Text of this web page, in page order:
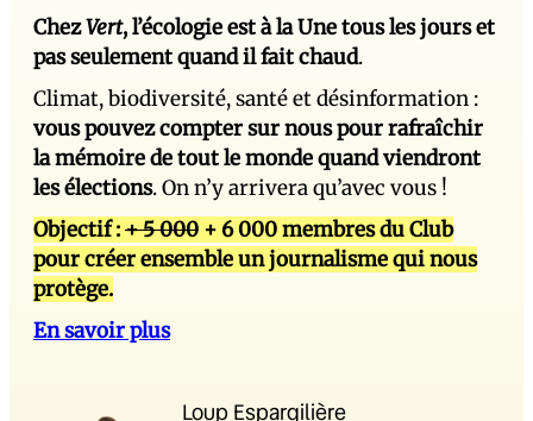
ChezVert, l’écologie est à la Une tous les jours et
pas seulement quand il fait chaud.
Climat, biodiversité, santé et désinformation :
vous pouvez compter sur nous pour rafraîchir
la mémoire de tout le monde quand viendront
les élections. On n’y arrivera qu’avec vous !
Objectif :+ 5 000 + 6 000 membres du Club
pour créer ensemble un journalisme qui nous
protège.
En savoir plus
Loup Espargilière